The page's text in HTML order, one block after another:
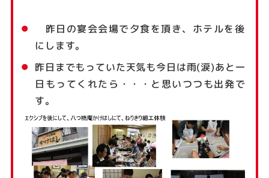
昨日の宴会会場で夕食を頂き、ホテルを後
にします。
昨日までもっていた天気も今日は雨(涙)あと一
日もってくれたら・・・と思いつつも出発で
す。